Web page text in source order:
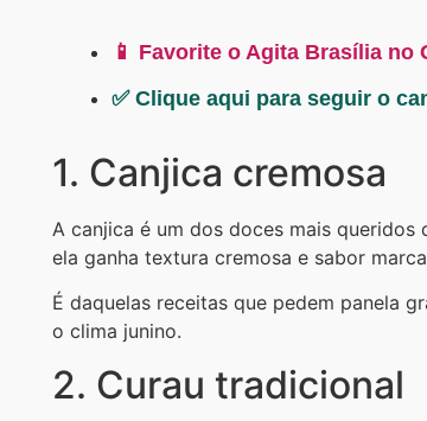
📱 Favorite o Agita Brasília
✅ Clique aqui para seguir o
1. Canjica cremosa
A canjica é um dos doces mais
ela ganha textura cremosa e sabor
É daquelas receitas que pedem panela
o clima junino.
2. Curau tradicional